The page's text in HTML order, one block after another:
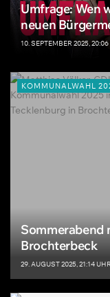
Umfrage: Wen
neuen
10. SEPTEMBER 2025,
KOMMUNALWAHL
Sommerabend
Brochterbeck
29. AUGUST 2025, 21:14